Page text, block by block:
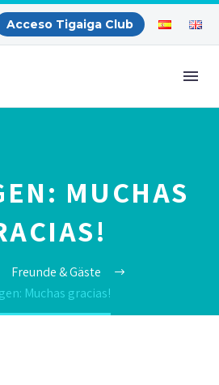
Acceso Tigaiga Club
MUCHAS
Freunde & Gäste
Muchas gracias!